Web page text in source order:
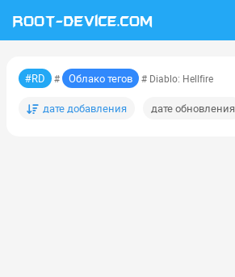
#RD # Облако тегов # Diablo: Hellfire
дате добавления дате обновления